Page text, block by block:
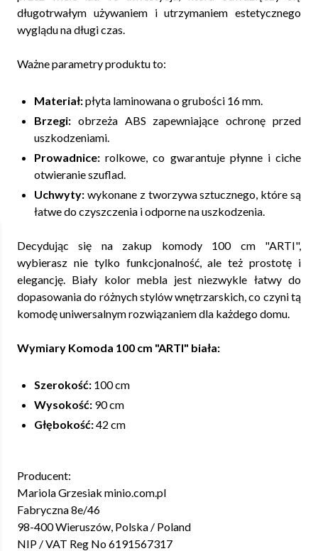
długotrwałym używaniem i utrzymaniem estetycznego
wyglądu na długi czas.
Ważne parametry produktu to:
Materiał:płyta laminowana o grubości 16 mm.
Brzegi: obrzeża ABS zapewniające ochronę przed
uszkodzeniami.
Prowadnice: rolkowe, co gwarantuje płynne i ciche
otwieranie szuflad.
Uchwyty: wykonane z tworzywa sztucznego, które są
łatwe do czyszczenia i odporne na uszkodzenia.
Decydując się na zakup komody 100 cm "ARTI",
wybierasz nie tylko funkcjonalność, ale też prostotę i
elegancję. Biały kolor mebla jest niezwykle łatwy do
dopasowania do różnych stylów wnętrzarskich, co czyni tą
komodę uniwersalnym rozwiązaniem dla każdego domu.
Wymiary Komoda 100 cm "ARTI" biała:
Szerokość: 100 cm
Wysokość: 90 cm
Głębokość:42 cm
Producent:
Mariola Grzesiak minio.com.pl
Fabryczna 8e/46
98-400 Wieruszów, Polska / Poland
NIP / VAT Reg No 6191567317